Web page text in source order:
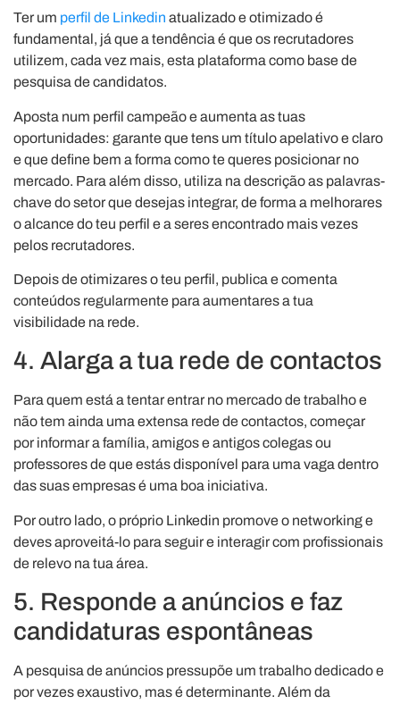
Ter um perfil de Linkedin atualizado e otimizado é
fundamental, já que a tendência é que os recrutadores
utilizem, cada vez mais, esta plataforma como base de
pesquisa de candidatos.
Aposta num perfil campeão e aumenta as tuas
oportunidades: garante que tens um título apelativo e claro
e que define bem a forma como te queres posicionar no
mercado. Para além disso, utiliza na descrição as palavras-
chave do setor que desejas integrar, de forma a melhorares
o alcance do teu perfil e a seres encontrado mais vezes
pelos recrutadores.
Depois de otimizares o teu perfil, publica e comenta
conteúdos regularmente para aumentares a tua
visibilidade na rede.
4. Alarga a tua rede de contactos
Para quem está a tentar entrar no mercado de trabalho e
não tem ainda uma extensa rede de contactos, começar
por informar a família, amigos e antigos colegas ou
professores de que estás disponível para uma vaga dentro
das suas empresas é uma boa iniciativa.
Por outro lado, o próprio Linkedin promove o networking e
deves aproveitá-lo para seguir e interagir com profissionais
de relevo na tua área.
5. Responde a anúncios e faz
candidaturas espontâneas
A pesquisa de anúncios pressupõe um trabalho dedicado e
por vezes exaustivo, mas é determinante. Além da